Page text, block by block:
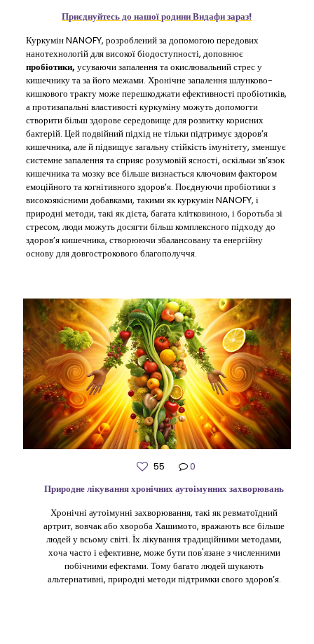
Приєднуйтесь до нашої родини Видафи зараз!
Куркумін NANOFY, розроблений за допомогою передових
нанотехнологій для високої біодоступності, доповнює
пробіотики, усуваючи запалення та окислювальний стрес у
кишечнику та за його межами. Хронічне запалення шлунково-
кишкового тракту може перешкоджати ефективності пробіотиків,
а протизапальні властивості куркуміну можуть допомогти
створити більш здорове середовище для розвитку корисних
бактерій. Цей подвійний підхід не тільки підтримує здоров’я
кишечника, але й підвищує загальну стійкість імунітету, зменшує
системне запалення та сприяє розумовій ясності, оскільки зв’язок
кишечника та мозку все більше визнається ключовим фактором
емоційного та когнітивного здоров’я. Поєднуючи пробіотики з
високоякісними добавками, такими як куркумін NANOFY, і
природні методи, такі як дієта, багата клітковиною, і боротьба зі
стресом, люди можуть досягти більш комплексного підходу до
здоров’я кишечника, створюючи збалансовану та енергійну
основу для довгострокового благополуччя.
55
0
Природне лікування хронічних аутоімунних захворювань
Хронічні аутоімунні захворювання, такі як ревматоїдний
артрит, вовчак або хвороба Хашимото, вражають все більше
людей у ​​всьому світі. Їх лікування традиційними методами,
хоча часто і ефективне, може бути пов'язане з численними
побічними ефектами. Тому багато людей шукають
альтернативні, природні методи підтримки свого здоров’я.